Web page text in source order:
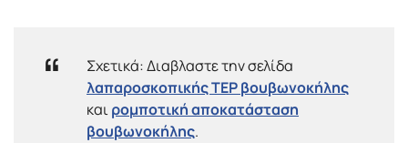
Σχετικά: Διαβλαστε την σελίδα
λαπαροσκοπικής TEP βουβωνοκήλης
καιρομποτική αποκατάσταση
βουβωνοκήλης.